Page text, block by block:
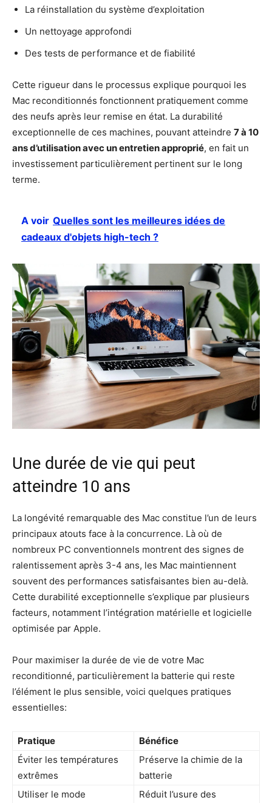
La réinstallation du système d’exploitation
Un nettoyage approfondi
Des tests de performance et de fiabilité
Cette rigueur dans le processus explique pourquoi les
Mac reconditionnés fonctionnent pratiquement comme
des neufs après leur remise en état. La durabilité
exceptionnelle de ces machines, pouvant atteindre 7 à 10
ans d’utilisation avec un entretien approprié, en fait un
investissement particulièrement pertinent sur le long
terme.
A voir Quelles sont les meilleures idées de
cadeaux d'objets high-tech ?
Une durée de vie qui peut
atteindre 10 ans
La longévité remarquable des Mac constitue l’un de leurs
principaux atouts face à la concurrence. Là où de
nombreux PC conventionnels montrent des signes de
ralentissement après 3-4 ans, les Mac maintiennent
souvent des performances satisfaisantes bien au-delà.
Cette durabilité exceptionnelle s’explique par plusieurs
facteurs, notamment l’intégration matérielle et logicielle
optimisée par Apple.
Pour maximiser la durée de vie de votre Mac
reconditionné, particulièrement la batterie qui reste
l’élément le plus sensible, voici quelques pratiques
essentielles:
Pratique
Bénéfice
Éviter les températures
extrêmes
Préserve la chimie de la
batterie
Utiliser le mode
Réduit l’usure des